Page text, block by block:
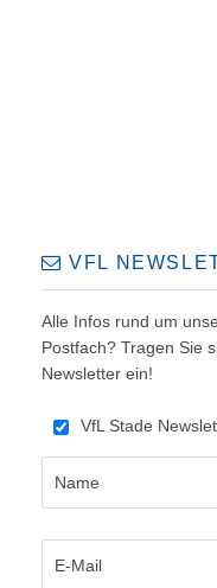
VFL
Alle Infos rund um
Postfach? Tragen Sie
Newsletter ein!
VfL Stade